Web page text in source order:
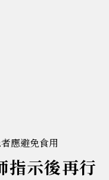
應避免食用
示後再行